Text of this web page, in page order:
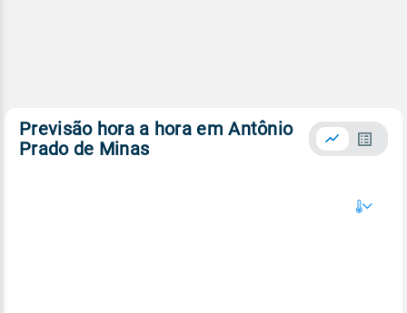
Previsão hora a hora em Antônio
Prado de Minas